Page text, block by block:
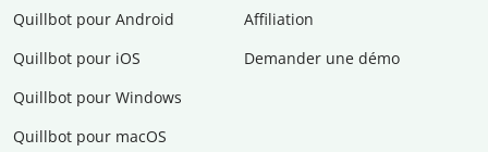
Quillbot pour Android
Quillbot pour iOS
Quillbot pour Windows
Quillbot pour macOS
Affiliation
Demander une démo